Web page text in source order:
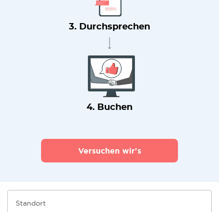
3. Durchsprechen
4. Buchen
Versuchen wir's